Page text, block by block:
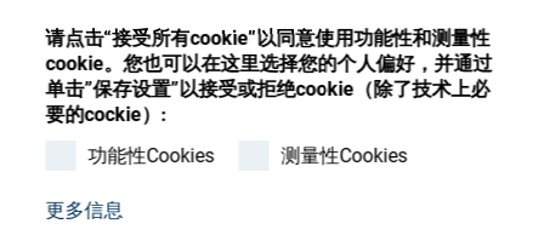
请点击“接受所有cookie”以同意使用功能性和测量性
cookie。您也可以在这里选择您的个人偏好，并通过
单击”保存设置”以接受或拒绝cookie（除了技术上必
要的cockie）:
功能性Cookies
测量性Cookies
更多信息
加入我们
Store
注册 登录